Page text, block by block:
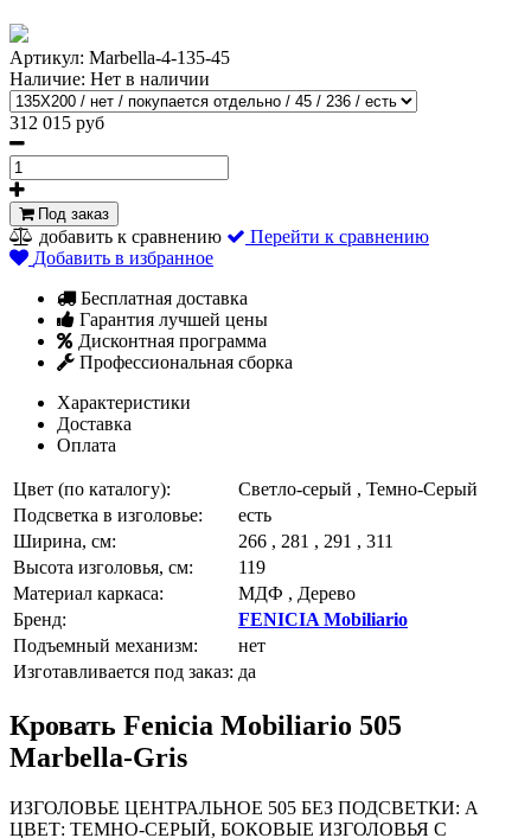
Артикул: Marbella-4-135-45
Наличие: Нет в наличии
312 015 руб
Под заказ
добавить к сравнению
Перейти к сравнению
Добавить в избранное
Бесплатная доставка
Гарантия лучшей цены
Дисконтная программа
Профессиональная сборка
Характеристики
Доставка
Оплата
Цвет (по каталогу):
Светло-серый , Темно-Серый
Подсветка в изголовье:
есть
Ширина, см:
266 , 281 , 291 , 311
Высота изголовья, см:
119
Материал каркаса:
МДФ , Дерево
Бренд:
FENICIA Mobiliario
Подъемный механизм:
нет
Изготавливается под заказ: да
Кровать Fenicia Mobiliario 505
Marbella-Gris
ИЗГОЛОВЬЕ ЦЕНТРАЛЬНОЕ 505 БЕЗ ПОДСВЕТКИ: А
ЦВЕТ: ТЕМНО-СЕРЫЙ, БОКОВЫЕ ИЗГОЛОВЬЯ С